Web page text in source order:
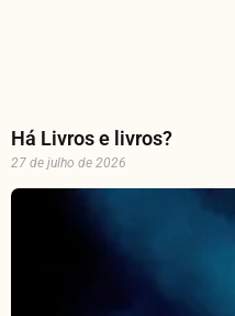
Há Livros e livros?
27 de julho de 2026